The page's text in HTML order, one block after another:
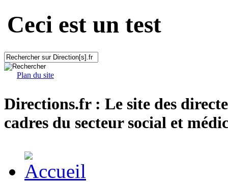
Ceci est un test
Plan du site
Directions.fr : Le site des
cadres du secteur social et